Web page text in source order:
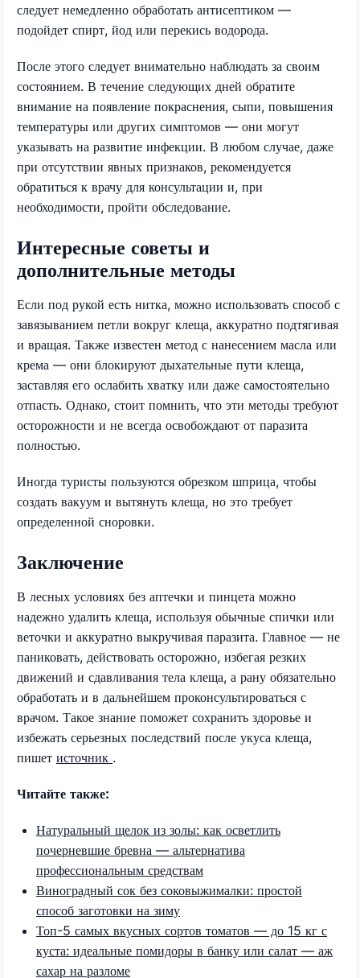
следует немедленно обработать антисептиком —
подойдет спирт, йод или перекись водорода.
После этого следует внимательно наблюдать за своим
состоянием. В течение следующих дней обратите
внимание на появление покраснения, сыпи, повышения
температуры или других симптомов — они могут
указывать на развитие инфекции. В любом случае, даже
при отсутствии явных признаков, рекомендуется
обратиться к врачу для консультации и, при
необходимости, пройти обследование.
Интересные советы и
дополнительные методы
Если под рукой есть нитка, можно использовать способ с
завязыванием петли вокруг клеща, аккуратно подтягивая
и вращая. Также известен метод с нанесением масла или
крема — они блокируют дыхательные пути клеща,
заставляя его ослабить хватку или даже самостоятельно
отпасть. Однако, стоит помнить, что эти методы требуют
осторожности и не всегда освобождают от паразита
полностью.
Иногда туристы пользуются обрезком шприца, чтобы
создать вакуум и вытянуть клеща, но это требует
определенной сноровки.
Заключение
В лесных условиях без аптечки и пинцета можно
надежно удалить клеща, используя обычные спички или
веточки и аккуратно выкручивая паразита. Главное — не
паниковать, действовать осторожно, избегая резких
движений и сдавливания тела клеща, а рану обязательно
обработать и в дальнейшем проконсультироваться с
врачом. Такое знание поможет сохранить здоровье и
избежать серьезных последствий после укуса клеща,
пишет источник .
Читайте также:
Натуральный щелок из золы: как осветлить
почерневшие бревна — альтернатива
профессиональным средствам
Виноградный сок без соковыжималки: простой
способ заготовки на зиму
Топ-5 самых вкусных сортов томатов — до 15 кг с
куста: идеальные помидоры в банку или салат — аж
сахар на разломе